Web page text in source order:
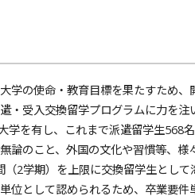
の使命・教育目標を果たすため
・受入交換留学プログラムに力を
を有し、これまで派遣留学生568
のこと、外国の文化や習慣等、
2学期）を上限に交換留学生とし
位として認められるため、卒業要